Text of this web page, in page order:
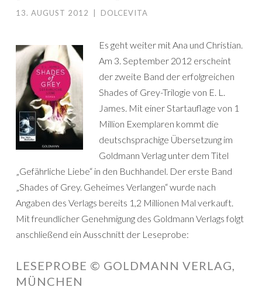
13. AUGUST 2012 DOLCEVITA
Es geht weiter mit Ana und Christian.
Am 3. September 2012 erscheint
der zweite Band der erfolgreichen
Shades of Grey-Trilogie von E. L.
James. Mit einer Startauflage von 1
Million Exemplaren kommt die
deutschsprachige Übersetzung im
Goldmann Verlag unter dem Titel
„Gefährliche Liebe“ in den Buchhandel. Der erste Band
„Shades of Grey. Geheimes Verlangen“ wurde nach
Angaben des Verlags bereits 1,2 Millionen Mal verkauft.
Mit freundlicher Genehmigung des Goldmann Verlags folgt
anschließend ein Ausschnitt der Leseprobe:
LESEPROBE © GOLDMANN VERLAG,
MÜNCHEN